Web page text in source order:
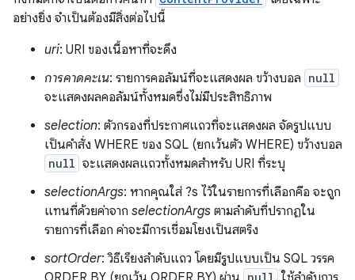
อย่างยิ่ง จำเป็นต้องมีสิ่งต่อไปนี้
uri: URI ของเนื้อหาที่จะดึง
การคาดคะเน: รายการคอลัมน์ที่จะแสดงผล ขว้างบอล null
จะแสดงผลคอลัมน์ทั้งหมดซึ่งไม่มีประสิทธิภาพ
selection: ตัวกรองที่ประกาศแถวที่จะแสดงผล จัดรูปแบบ
เป็นคำสั่ง WHERE ของ SQL (ยกเว้นตัว WHERE) ขว้างบอล
null จะแสดงผลแถวทั้งหมดสำหรับ URI ที่ระบุ
selectionArgs: หากคุณใส่ ?s ไว้ในรายการที่เลือกคือ จะถูก
แทนที่ด้วยค่าจาก selectionArgs ตามลำดับที่ปรากฏใน
รายการที่เลือก ค่าจะมีการเชื่อมโยงเป็นสตริง
sortOrder: วิธีเรียงลำดับแถว โดยมีรูปแบบเป็น SQL วรรค